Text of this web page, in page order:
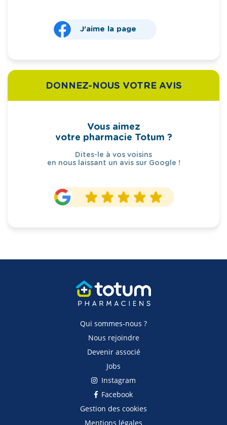
J’aime la page
DONNEZ-NOUS VOTRE AVIS
Vous aimez
votre pharmacie Totum ?
Dites-le à vos voisins
en nous laissant un avis sur Google !
Qui sommes-nous ?
Nous rejoindre
Devenir associé
Jobs
Instagram
Facebook
Gestion des cookies
Mentions légales